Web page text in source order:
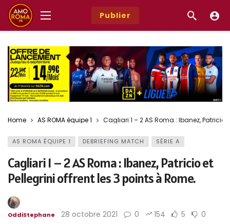
Publier
Home AS ROMA équipe 1 Cagliari 1 – 2 AS Roma : Ibanez, Patricio
AS ROMA ÉQUIPE 1 DEBRIEFING MATCH SÉRIE A
Cagliari 1 – 2 AS Roma : Ibanez, Patricio et
Pellegrini offrent les 3 points à Rome.
OddiStephane 28 octobre 2021 0 154 5 0